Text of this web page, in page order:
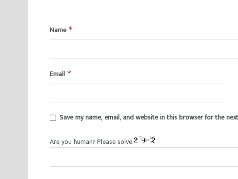
Name *
Email *
Save my name, email, and website in this browser for the
Are you human? Please solve: